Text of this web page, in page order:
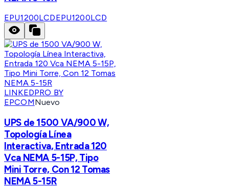
EPU1200LCDEPU1200LCD
LINKEDPRO BY
EPCOMNuevo
UPS de 1500 VA/900 W,
Topología Línea
Interactiva, Entrada 120
Vca NEMA 5-15P, Tipo
Mini Torre, Con 12 Tomas
NEMA 5-15R